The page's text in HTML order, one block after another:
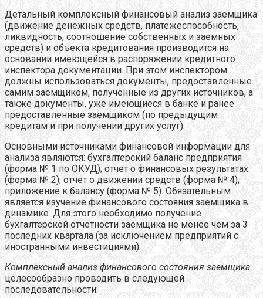
Детальный комплексный финансовый анализ заемщика
(движение денежных средств, платежеспособность,
ликвидность, соотношение собственных и заемных
средств) и объекта кредитования производится на
основании имеющейся в распоряжении кредитного
инспектора документации. При этом инспектором
должны использоваться документы, предоставленные
самим заемщиком, полученные из других источников, а
также документы, уже имеющиеся в банке и ранее
предоставленные заемщиком (по предыдущим
кредитам и при получении других услуг).
Основными источниками финансовой информации для
анализа являются: бухгалтерский баланс предприятия
(форма № 1 по ОКУД); отчет о финансовых результатах
(форма № 2); отчет о движении средств (форма № 4);
приложение к балансу (форма № 5). Обязательным
является изучение финансового состояния заемщика в
динамике. Для этого необходимо получение
бухгалтерской отчетности заемщика не менее чем за 3
последних квартала (за исключением предприятий с
иностранными инвестициями).
Комплексный анализ финансового состояния заемщика
целесообразно проводить в следующей
последовательности: